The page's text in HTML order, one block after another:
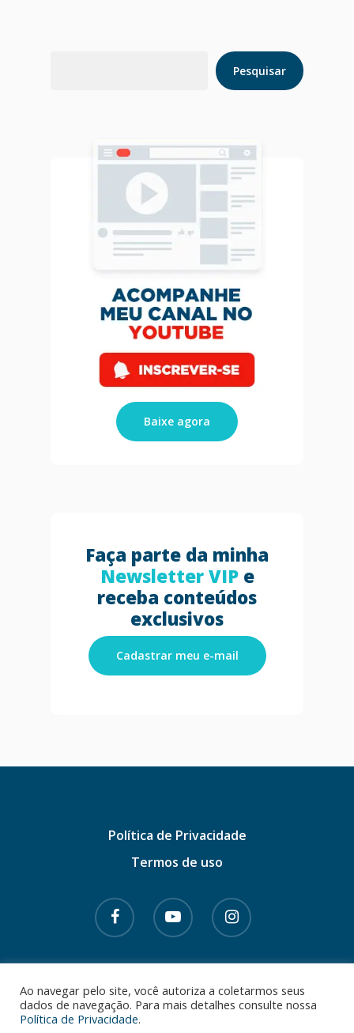
Pesquisar
Baixe agora
Faça parte da minha
Newsletter VIPe
receba conteúdos
exclusivos
Cadastrar meu e-mail
Política de Privacidade
Termos de uso
© 2026 Dr. Gabriel Azzini. CRM - SC 14102 |
RQE 6901 e 14445 • Todos os direitos
Home
Blog
Livro 128 Receitas
Contato
Publicações
Ao navegar pelo site, você autoriza a coletarmos seus
dados de navegação. Para mais detalhes consulte nossa
Política de Privacidade.